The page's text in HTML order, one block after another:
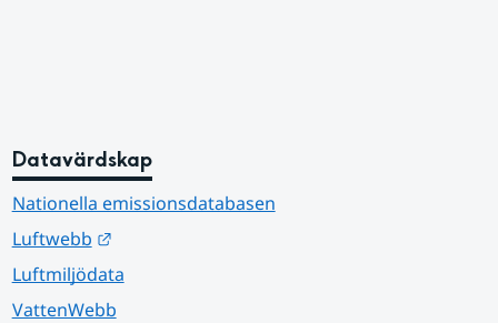
Datavärdskap
Nationella emissionsdatabasen
Luftwebb
Länk till annan webbplats.
Luftmiljödata
VattenWebb